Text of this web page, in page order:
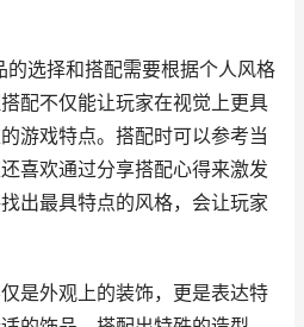
的选择和搭配需要根据个人风格
配不仅能让玩家在视觉上更具
游戏特点。搭配时可以参考当
喜欢通过分享搭配心得来激发
出最具特点的风格，会让玩家
是外观上的装饰，更是表达特